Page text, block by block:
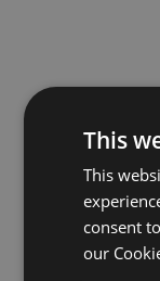
This
This
consent
our